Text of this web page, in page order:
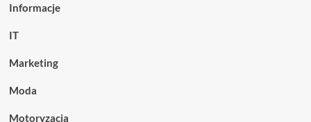
Informacje
IT
Marketing
Moda
Motoryzacja